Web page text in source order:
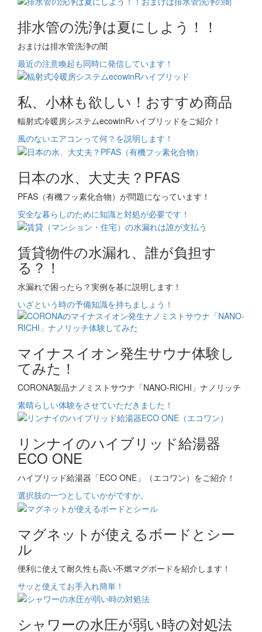
排水管の洗浄は夏にしよう！！
おまけは排水管洗浄の闇
最近の注意喚起も同時に発信しています！
私、小林も欲しい！おすすめ商品
輻射式冷暖房システムecowinRハイブリッドをご紹介！
風のないエアコンって何？を説明します！
日本の水、大丈夫？PFAS
PFAS（有機フッ素化合物）が問題になっています！
安全な暮らしのために知識と対処が必要です！
賃貸物件の水漏れ、誰が負担す
る？！
水漏れで困ったら？実例を基に説明します！
いざという時の予備知識を持ちましょう！
マイナスイオン発生サウナ体験し
てみた！
CORONA製品ナノミストサウナ「NANO-RICHI」ナノリッチ
素晴らしい体験をさせていただきました！
リンナイのハイブリッド給湯器
ECO ONE
ハイブリッド給湯器「ECO ONE」（エコワン）をご紹介！
選択肢の一つとしていかがですか。
マグネットが使えるボードとシー
ル
便利に使えて耐久性も高い不燃マグボードを紹介します！
サッと使えてお手入れ簡単！
シャワーの水圧が弱い時の対処法